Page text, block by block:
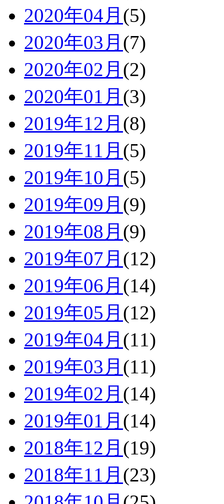
2020年04月 (5)
2020年03月 (7)
2020年02月 (2)
2020年01月 (3)
2019年12月 (8)
2019年11月 (5)
2019年10月 (5)
2019年09月 (9)
2019年08月 (9)
2019年07月 (12)
2019年06月 (14)
2019年05月 (12)
2019年04月 (11)
2019年03月 (11)
2019年02月 (14)
2019年01月 (14)
2018年12月 (19)
2018年11月 (23)